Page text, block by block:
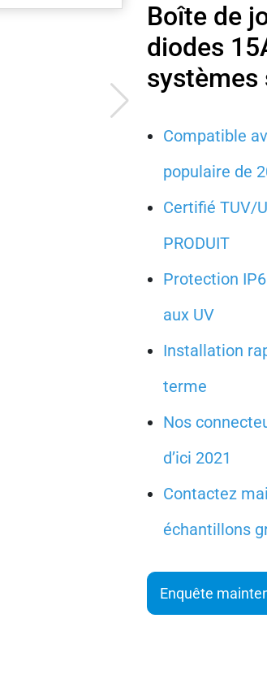
Boîte de
diodes
systèmes
Compatible
populaire de
Certifié TUV/
PRODUIT
Protection
aux UV
Installation
terme
Nos
d’ici 2021
Contactez
échantillons
Enquête